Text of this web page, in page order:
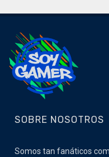
SOBRE NOSOTROS
Somos tan fanáticos